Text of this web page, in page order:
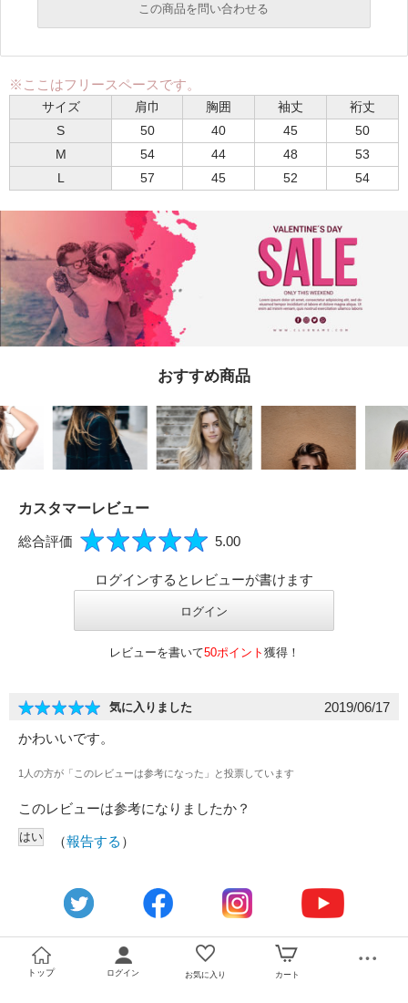
必須
この商品を問い合わせる
必須
必須
Eメール
プライバシーポリシーをご確認ください。
※ここはフリースペースです。
サイズ 肩巾 胸囲 袖丈
裄丈
S
50 40 45
50
M
54 44 48
53
L
57 45 52 54
おすすめ商品
カスタマーレビュー
総合評価 5.00
ログインするとレビューが書けます
レビューを書いて50ポイント 獲得！
気に入りました
2019/06/17
かわいいです。
1人の方が「このレビューは参考になった」と投票しています
このレビューは参考になりましたか？
（報告する ）
トップ ログイン お気に入り カート